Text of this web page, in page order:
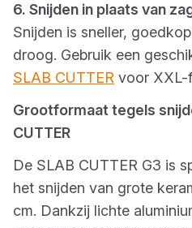
6. Snijden in plaats van
Snijden is sneller,
droog. Gebruik een
SLAB CUTTER voor XXL-
Grootformaat tegels
CUTTER
De SLAB CUTTER G3 is
het snijden van grote
cm. Dankzij lichte